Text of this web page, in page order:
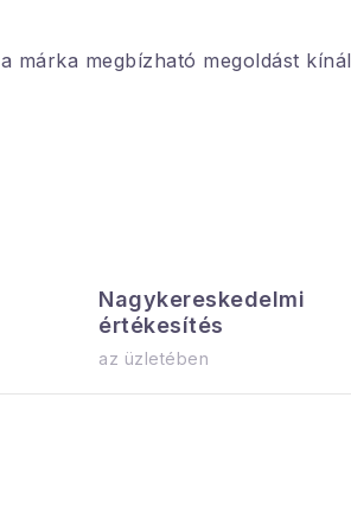
Nagykereskedelmi
értékesítés
az üzletében
márka megbízható megoldást kínál